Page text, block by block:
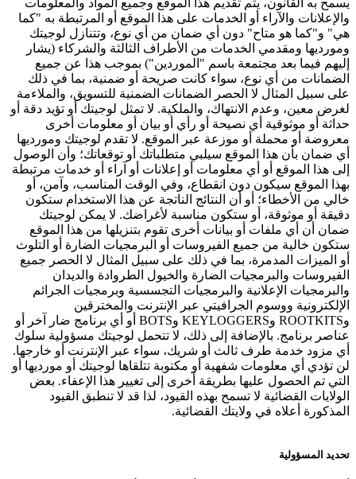
والإعلانات والآراء أو الخدمات على هذا الموقع أو المرتبطة به "كما
هي" و"كما هو متاح" دون أي ضمان من أي نوع، وتتنازل لوجيتك
ومورديها ومقدمي الخدمات من الأطراف الثالثة والشركاء (يشار
إليهم فيما بعد مجتمعة باسم "الموردين") بموجب هذا عن جميع
الضمانات من أي نوع، سواء كانت صريحة أو ضمنية، بما في ذلك
على سبيل المثال لا الحصر الضمانات الضمنية للتسويق، والملاءمة
لغرض معين، وعدم الانتهاك، والملكية. لا تمثل لوجيتك أو تؤيد دقة أو
حداثة أو موثوقية أي نصيحة أو رأي أو بيان أو معلومات أخرى
معروضة أو محملة أو موزعة عبر الموقع. لا تقدم لوجيتك ومورديها
أي ضمان بأن هذا الموقع سيلبي متطلباتك أو توقعاتك؛ وأن الوصول
إلى هذا الموقع أو أي معلومات أو إعلانات أو آراء أو خدمات مرتبطة
بهذا الموقع سيكون دون انقطاع، وفي الوقت المناسب، وآمن، أو
خالي من الأخطاء؛ أو أن النتائج الناتجة عن هذا الاستخدام ستكون
دقيقة أو موثوقة، أو ستكون مناسبة لأغراضك. لا يمكن لوجيتك
ضمان أن أي ملفات أو بيانات أخرى تقوم بتنزيلها من هذا الموقع
ستكون خالية من جميع الفيروسات أو البرمجيات الضارة أو التلوث
أو الميزات المدمرة، بما في ذلك على سبيل المثال لا الحصر جميع
الفيروسات والبرمجيات الضارة والخيول الطروادة والديدان
والبرمجيات الإعلانية والبرمجيات التجسسية وبرمجيات الجرائم
الإلكترونية ووسوم الجرافيتي عبر الإنترنت والمخترقين
وROOTKITS وKEYLOGGERS وBOTS أو أي برنامج ضار آخر أو
عناصر برنامج. بالإضافة إلى ذلك، لا تتحمل لوجيتك مسؤولية سلوك
أي مزود خدمة طرف ثالث أو شريك، سواء عبر الإنترنت أو خارجها.
لن تؤدي أي معلومات شفهية أو مكتوبة تتلقاها لوجيتك أو مورديها أو
التي تم الحصول عليها بطريقة أخرى إلى تغيير هذا الإعفاء. بعض
الولايات القضائية لا تسمح بهذه القيود، لذا قد لا تنطبق القيود
المذكورة أعلاه في ولايتك القضائية.
تحديد المسؤولية